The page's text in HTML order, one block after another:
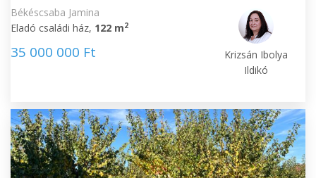
Békéscsaba Jamina
Eladó családi ház, 122 m2
35 000 000 Ft
Krizsán Ibolya
Ildikó